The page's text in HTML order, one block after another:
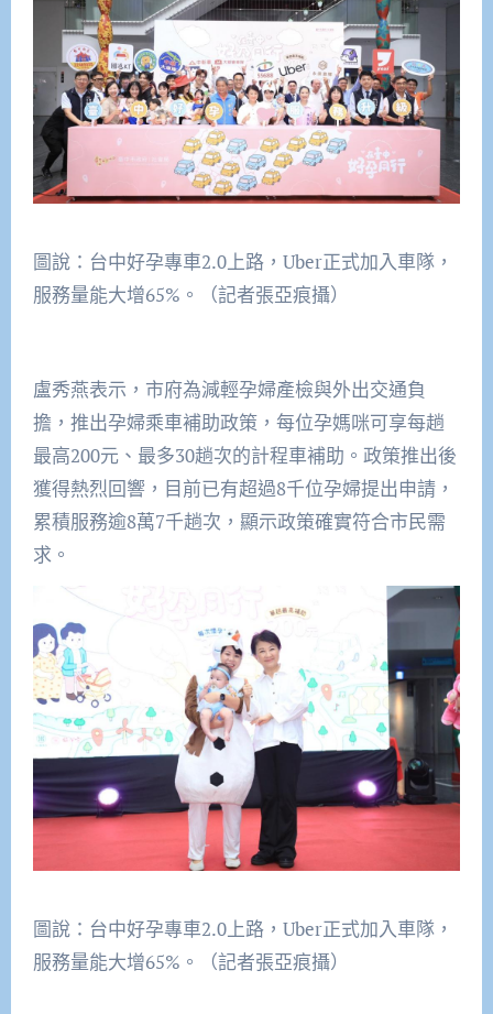
圖說：台中好孕專車2.0上路，Uber正式加入車隊，
服務量能大增65%。（記者張亞痕攝）
盧秀燕表示，市府為減輕孕婦產檢與外出交通負
擔，推出孕婦乘車補助政策，每位孕媽咪可享每趟
最高200元、最多30趟次的計程車補助。政策推出後
獲得熱烈回響，目前已有超過8千位孕婦提出申請，
累積服務逾8萬7千趟次，顯示政策確實符合市民需
求。
圖說：台中好孕專車2.0上路，Uber正式加入車隊，
服務量能大增65%。（記者張亞痕攝）